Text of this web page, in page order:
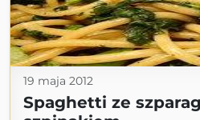
19 maja 2012
Spaghetti ze